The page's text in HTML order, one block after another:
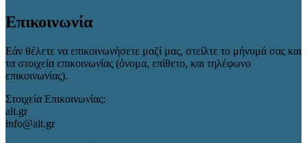
Επικοινωνία
Εάν θέλετε να επικοινωνήσετε μαζί μας, στείλτε το μήνυμά σας και
τα στοιχεία επικοινωνίας (όνομα, επίθετο, και τηλέφωνο
επικοινωνίας).
Στοιχεία Επικοινωνίας:
alt.gr
info@alt.gr